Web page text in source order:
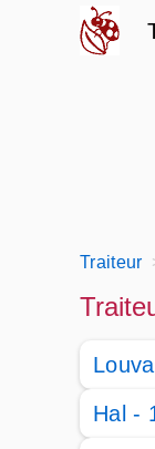
Traiteur
Hal -